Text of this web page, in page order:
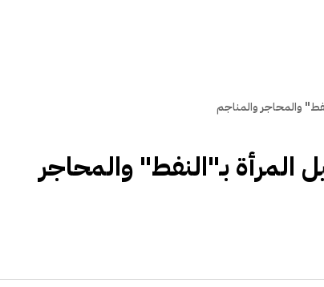
والمحاجر والمناجم
بـ"النفط" والمحاجر